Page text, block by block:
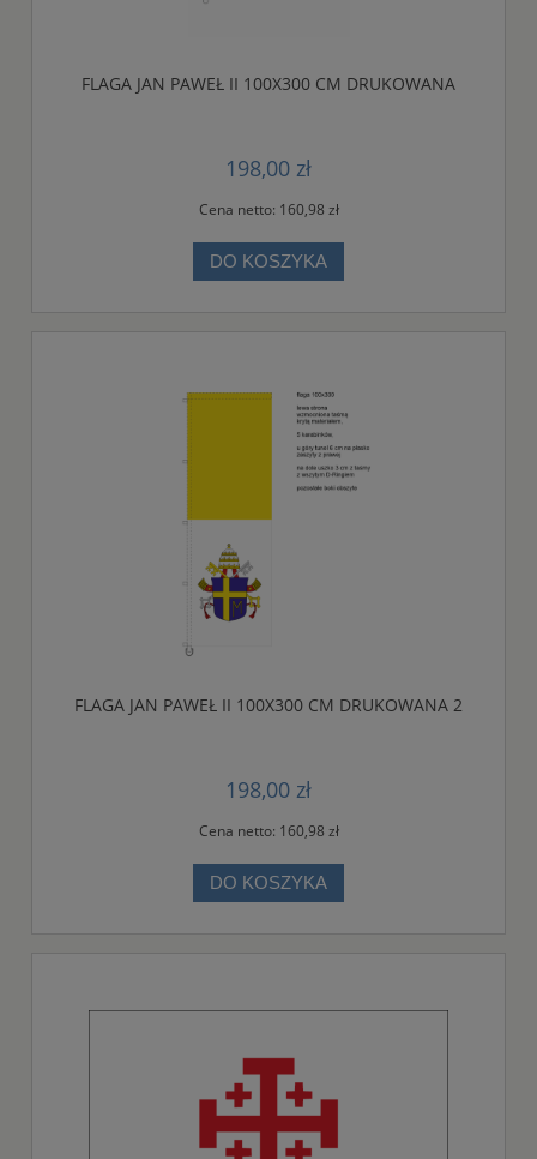
FLAGA JAN PAWEŁ II 100X300 CM DRUKOWANA
198,00 zł
Cena netto: 160,98 zł
DO KOSZYKA
FLAGA JAN PAWEŁ II 100X300 CM DRUKOWANA 2
198,00 zł
Cena netto: 160,98 zł
DO KOSZYKA